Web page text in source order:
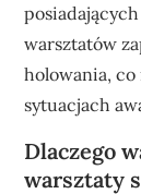
warsztatów
holowania,
sytuacjach
Dlaczego
warsztaty